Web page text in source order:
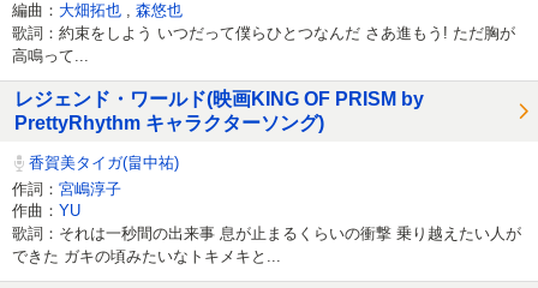
編曲： 大畑拓也 森悠也
歌詞：約束をしよう いつだって僕らひとつなんだ さあ進もう! ただ胸が
高鳴って...
レジェンド・ワールド(映画KING OF PRISM by
PrettyRhythm キャラクターソング)
香賀美タイガ(畠中祐)
作詞： 宮嶋淳子
作曲： YU
歌詞：それは一秒間の出来事 息が止まるくらいの衝撃 乗り越えたい人が
できた ガキの頃みたいなトキメキと...